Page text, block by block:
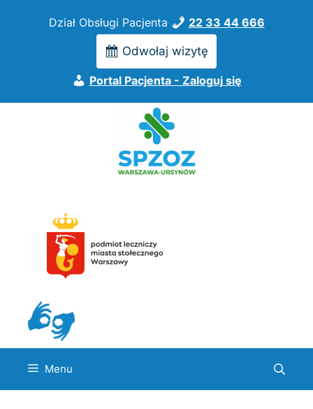
Dział Obsługi Pacjenta 22 33 44 666
Odwołaj wizytę
Portal Pacjenta - Zaloguj się
Menu